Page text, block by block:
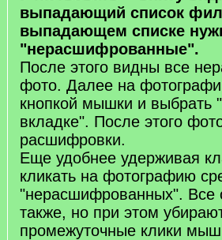
выпадающий список
выпадающем списке
"нерасшифрованные".
После этого видны все
фото. Далее на
кнопкой мышки и выбрать
вкладке". После этого
расшифровки.
Еще удобнее удерживая
кликать на фотографию
"нерасшифрованных". Все
также, но при этом
промежуточные клики